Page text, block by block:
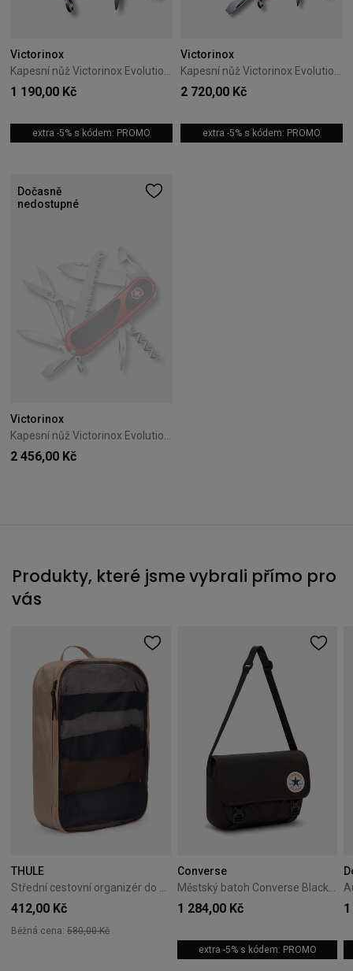
Victorinox
1 190,00 Kč
extra -5% s kódem: PROMO
Victorinox
2 720,00 Kč
extra -5% s kódem: PROMO
Dočasně
nedostupné
Victorinox
Kapesní nůž Victorinox Evolution S17 Grip červený 2.3913.SC
2 456,00 Kč
Produkty, které jsme vybrali přímo pro
vás
THULE
Střední cestovní organizér do kufru Thule Packing Cube M - gentle beige
412,00 Kč
Běžná cena: 580,00 Kč
Converse
Městský batoh Converse Black 10026011-A01
1 284,00 Kč
extra -5% s kódem: PROMO